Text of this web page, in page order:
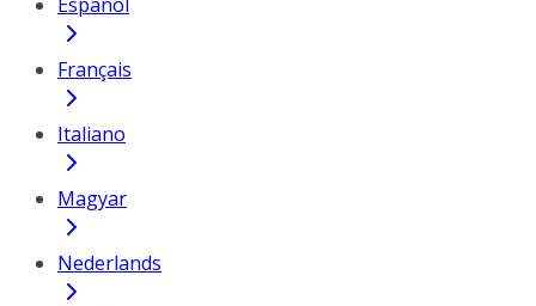
Français
Italiano
Magyar
Nederlands